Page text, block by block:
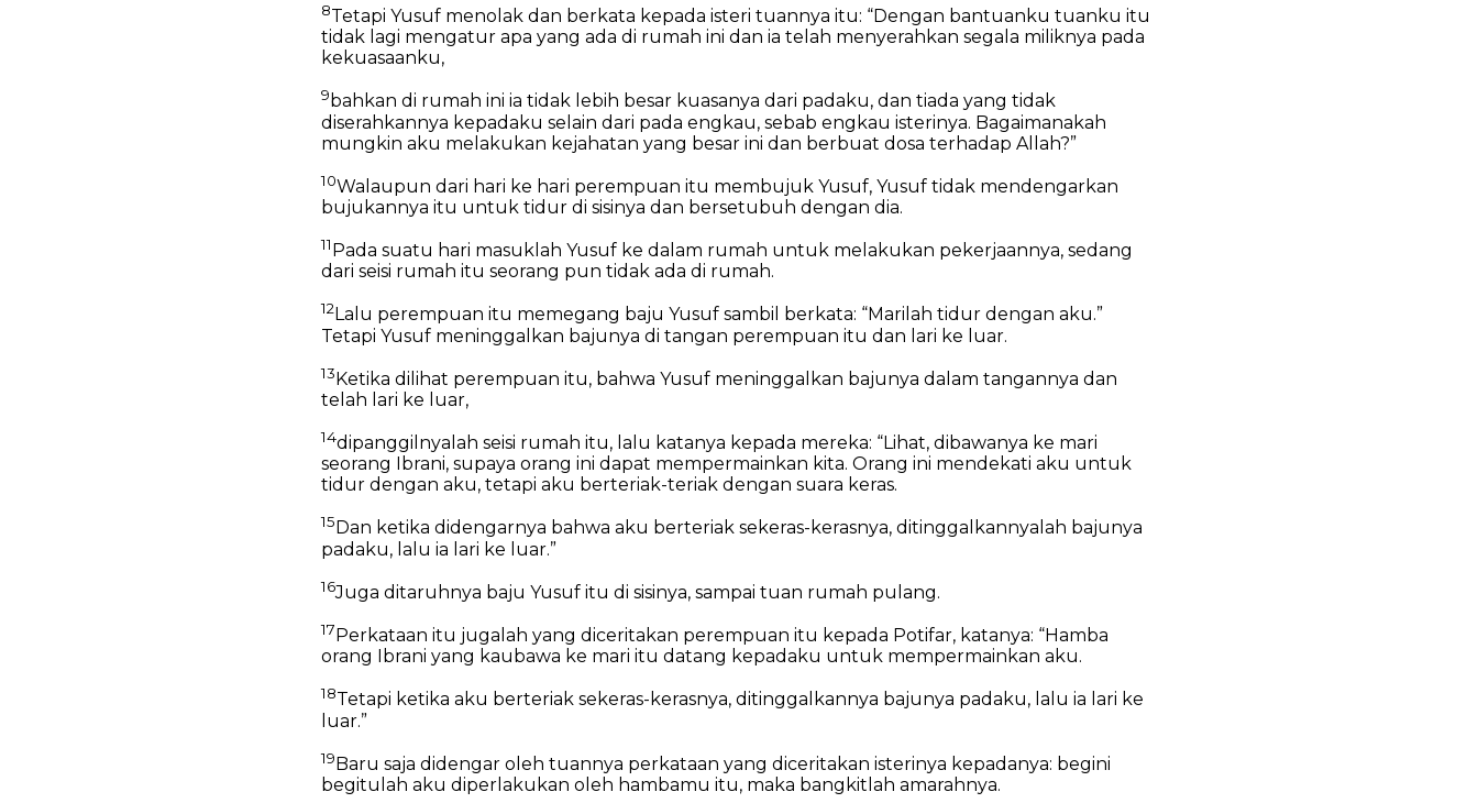
8Tetapi Yusuf menolak dan berkata kepada isteri tuannya itu: “Dengan bantuanku tuanku itu
tidak lagi mengatur apa yang ada di rumah ini dan ia telah menyerahkan segala miliknya pada
kekuasaanku,
9bahkan di rumah ini ia tidak lebih besar kuasanya dari padaku, dan tiada yang tidak
diserahkannya kepadaku selain dari pada engkau, sebab engkau isterinya. Bagaimanakah
mungkin aku melakukan kejahatan yang besar ini dan berbuat dosa terhadap Allah?”
10Walaupun dari hari ke hari perempuan itu membujuk Yusuf, Yusuf tidak mendengarkan
bujukannya itu untuk tidur di sisinya dan bersetubuh dengan dia.
11 Pada suatu hari masuklah Yusuf ke dalam rumah untuk melakukan pekerjaannya, sedang
dari seisi rumah itu seorang pun tidak ada di rumah.
12Lalu perempuan itu memegang baju Yusuf sambil berkata: “Marilah tidur dengan aku.”
Tetapi Yusuf meninggalkan bajunya di tangan perempuan itu dan lari ke luar.
13Ketika dilihat perempuan itu, bahwa Yusuf meninggalkan bajunya dalam tangannya dan
telah lari ke luar,
14dipanggilnyalah seisi rumah itu, lalu katanya kepada mereka: “Lihat, dibawanya ke mari
seorang Ibrani, supaya orang ini dapat mempermainkan kita. Orang ini mendekati aku untuk
tidur dengan aku, tetapi aku berteriak-teriak dengan suara keras.
15 Dan ketika didengarnya bahwa aku berteriak sekeras-kerasnya, ditinggalkannyalah bajunya
padaku, lalu ia lari ke luar.”
16Juga ditaruhnya baju Yusuf itu di sisinya, sampai tuan rumah pulang.
17 Perkataan itu jugalah yang diceritakan perempuan itu kepada Potifar, katanya: “Hamba
orang Ibrani yang kaubawa ke mari itu datang kepadaku untuk mempermainkan aku.
18Tetapi ketika aku berteriak sekeras-kerasnya, ditinggalkannya bajunya padaku, lalu ia lari ke
luar.”
19Baru saja didengar oleh tuannya perkataan yang diceritakan isterinya kepadanya: begini
begitulah aku diperlakukan oleh hambamu itu, maka bangkitlah amarahnya.